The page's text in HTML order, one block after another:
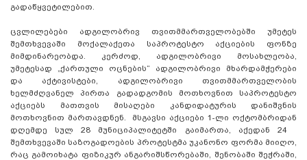
გადაწყვეტილებით.
ცვლილებები ადგილობრივ თვითმმართველობებში უმეტეს
შემთხვევაში მოქალაქეთა საპროტესტო აქციების ფონზე
მიმდინარეობდა. კერძოდ, ადგილობრივი მოსახლეობა,
უმეტესად „ქართული ოცნების“ ადგილობრივი მხარდამჭერები
და აქტივისტები, ადგილობრივი თვითმმართველობის
ხელმძღვანელ პირთა გადადგომის მოთხოვნით საპროტესტო
აქციებს მათთვის მისაღები კანდიდატურის დანიშვნის
მოთხოვნით მართავდნენ. მსგავსი აქციები 1-ლი ოქტომბრიდან
დღემდე სულ 28 მუნიციპალიტეტში გაიმართა, აქედან 24
შემთხვევაში საზოგადოების პროტესტმა უკანონო ფორმა მიიღო,
რაც გამოიხატა ფიზიკურ ანგარიშსწორებაში, შენობაში შეჭრაში,